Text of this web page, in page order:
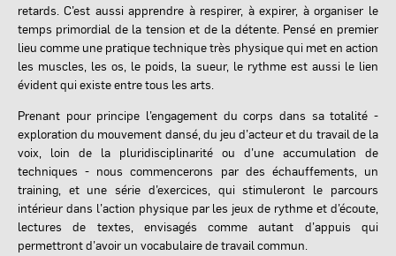
retards. C’est aussi apprendre à respirer, à expirer, à organiser le
temps primordial de la tension et de la détente. Pensé en premier
lieu comme une pratique technique très physique qui met en action
les muscles, les os, le poids, la sueur, le rythme est aussi le lien
évident qui existe entre tous les arts.
Prenant pour principe l’engagement du corps dans sa totalité -
exploration du mouvement dansé, du jeu d’acteur et du travail de la
voix, loin de la pluridisciplinarité ou d’une accumulation de
techniques - nous commencerons par des échauffements, un
training, et une série d’exercices, qui stimuleront le parcours
intérieur dans l’action physique par les jeux de rythme et d’écoute,
lectures de textes, envisagés comme autant d’appuis qui
permettront d’avoir un vocabulaire de travail commun.